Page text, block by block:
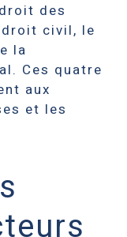
des
civil, le
la
Ces quatre
aux
et les